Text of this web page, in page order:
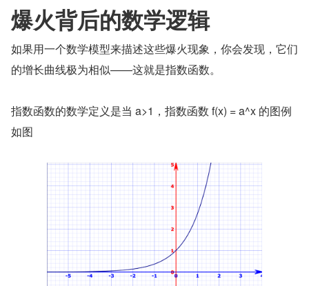
爆火背后的数学逻辑
如果用一个数学模型来描述这些爆火现象，你会发现，它们
的增长曲线极为相似——这就是指数函数。
指数函数的数学定义是当 a>1，指数函数 f(x) = a^x 的图例
如图